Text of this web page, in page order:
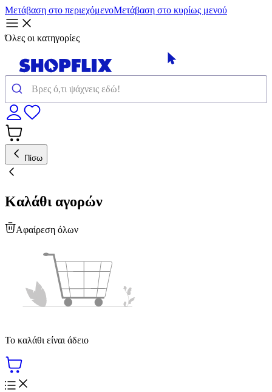
Μετάβαση στο περιεχόμενοΜετάβαση στο κυρίως μενού
Όλες οι κατηγορίες
Πίσω
Καλάθι αγορών
Αφαίρεση όλων
Το καλάθι είναι άδειο